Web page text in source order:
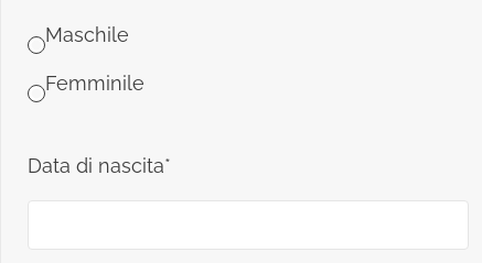
Maschile
Femminile
Data di nascita*